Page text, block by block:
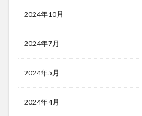
2024年10月
2024年7月
2024年5月
2024年4月